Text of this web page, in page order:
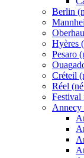
Berlin
Hyères
Pesaro
Créteil
Réel
Festival
Annecy